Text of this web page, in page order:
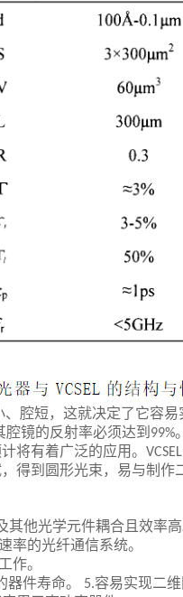
、腔短，这就决定了它容
镜的反射率必须达到 99%。
将有着广泛的应用。 VCSEL
得到圆形光束，易与制作
他光学元件耦合且效率高
率的光纤通信系统。
作。
器件寿命。 5.容易实现二